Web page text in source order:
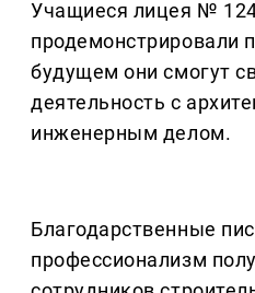
Учащиеся лицея №
продемонстрировали
будущем они смогут
деятельность с
инженерным делом.
Благодарственные
профессионализм